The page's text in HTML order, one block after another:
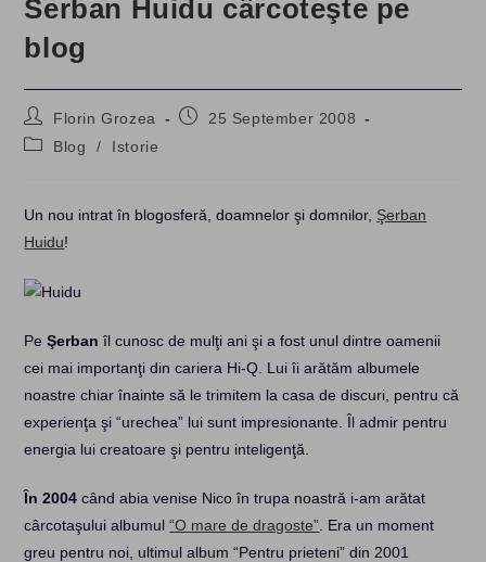
Serban Huidu cârcoteşte pe
blog
Post
author:
Florin Grozea
Post25 September 2008
PostBlog / Istorie
Un nou intrat în blogosferă, doamnelor şi domnilor, Şerban
Huidu!
PeŞerban îl cunosc de mulţi ani şi a fost unul dintre oamenii
cei mai importanţi din cariera Hi-Q. Lui îi arătăm albumele
noastre chiar înainte să le trimitem la casa de discuri, pentru că
experienţa şi “urechea” lui sunt impresionante. Îl admir pentru
energia lui creatoare şi pentru inteligenţă.
În 2004 când abia venise Nico în trupa noastră i-am arătat
cârcotaşului albumul“O mare de dragoste” . Era un moment
greu pentru noi, ultimul album “Pentru prieteni” din 2001